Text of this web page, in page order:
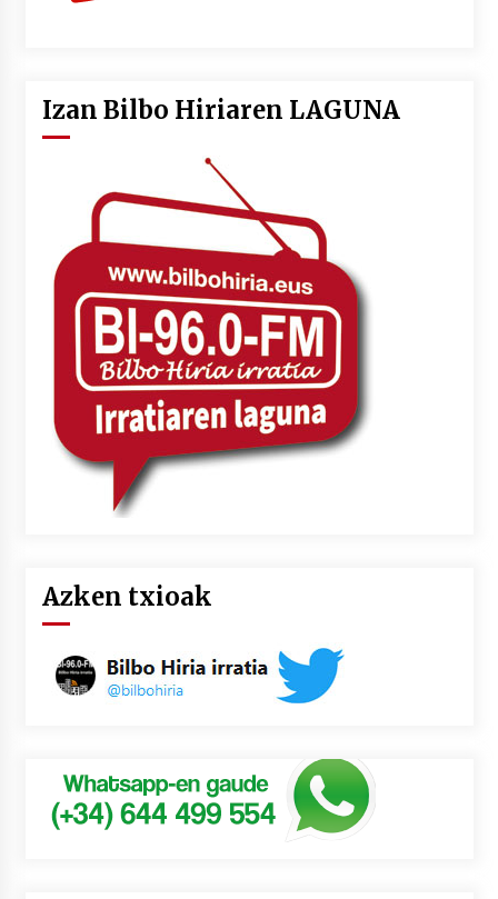
Izan Bilbo Hiriaren LAGUNA
Azken txioak